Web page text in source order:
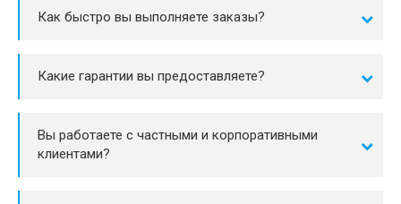
Как быстро вы выполняете заказы?
Какие гарантии вы предоставляете?
Вы работаете с частными и корпоративными
клиентами?